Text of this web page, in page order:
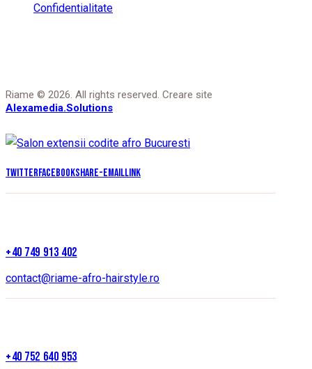
Confidentialitate
Riame © 2026. All rights reserved. Creare site
Alexamedia.Solutions
TwitterFacebookShare-emailLink
+40 749 913 402
contact@riame-afro-hairstyle.ro
+40 752 640 953